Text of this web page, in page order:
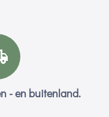
- en buitenland.